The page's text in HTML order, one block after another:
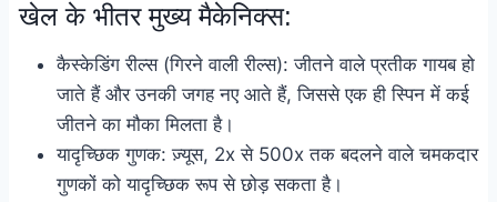
खेल के भीतर मुख्य मैकेनिक्स:
कैस्केडिंग रील्स (गिरने वाली रील्स): जीतने वाले प्रतीक गायब हो
जाते हैं और उनकी जगह नए आते हैं, जिससे एक ही स्पिन में कई
जीतने का मौका मिलता है।
यादृच्छिक गुणक: ज़्यूस, 2x से 500x तक बदलने वाले चमकदार
गुणकों को यादृच्छिक रूप से छोड़ सकता है।